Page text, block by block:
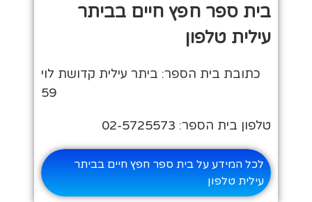
בית ספר חפץ חיים בביתר
עילית טלפון
כתובת בית הספר: ביתר עילית קדושת לוי
59
טלפון בית הספר: 02-5725573
לכל המידע על בית ספר חפץ חיים בביתר
עילית טלפון